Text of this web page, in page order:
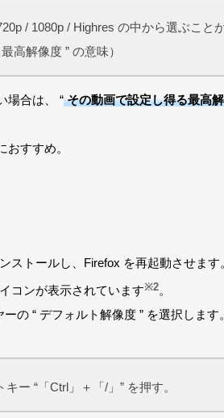
/ 1080p / Highres の中から選ぶこと
高解像度 ” の意味）
場合は、 “その動画で設定し得る最高
すすめ。
ストールし、Firefox を再起動させます
コンが表示されています※2。
の “ デフォルト解像度 ” を選択します。
ー “「Ctrl」＋「/」” を押す。